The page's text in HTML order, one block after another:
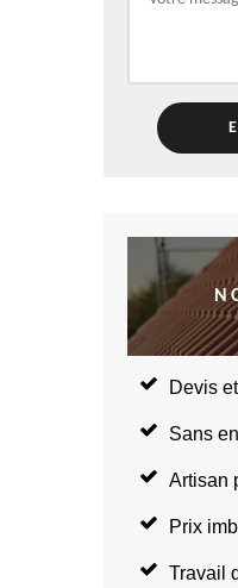
Devis
Sans
Artisan
Prix
Travail